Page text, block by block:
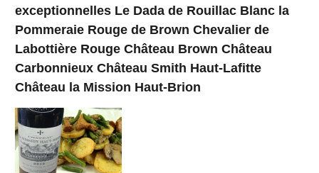
exceptionnelles Le Dada de Rouillac Blanc la
Pommeraie Rouge de Brown Chevalier de
Labottière Rouge Château Brown Château
Carbonnieux Château Smith Haut-Lafitte
Château la Mission Haut-Brion